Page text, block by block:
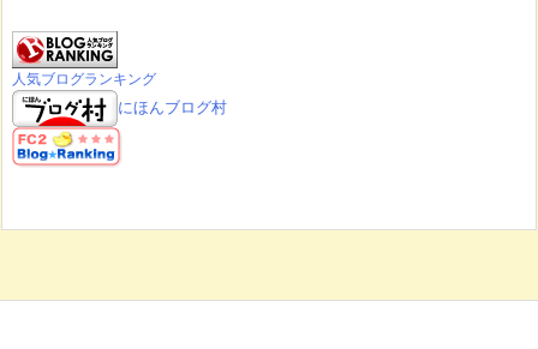
人気ブログランキング
にほんブログ村